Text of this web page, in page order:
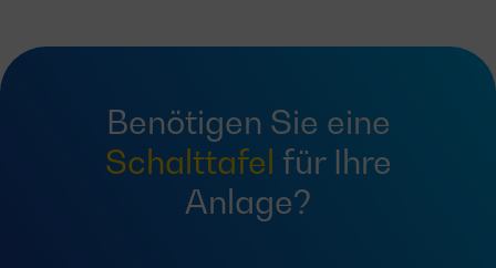
Benötigen Sie eine
Schalttafel für Ihre
Anlage?